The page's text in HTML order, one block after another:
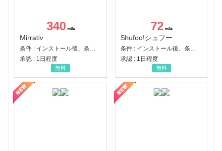
340
Mirrativ
条件 : インストール後、条件達成
承認 : 1日程度
無料
72
Shufoo!シュフー
条件 : インストール後、条件達成
承認 : 1日程度
無料